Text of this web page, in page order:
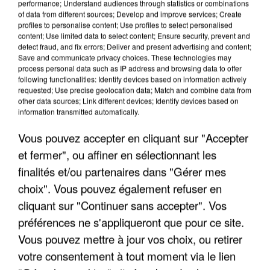
LES INTERVIEWS CHANTE
FRANCE
Voir plus
"JE SUIS À DISPOSITION DES
ENFOIRÉS"
"ON A TOUS LE TRAC"
"ON N'EST PAS DES PARENTS
performance; Understand audiences through statistics or combinations
of data from different sources; Develop and improve services; Create
profiles to personalise content; Use profiles to select personalised
content; Use limited data to select content; Ensure security, prevent and
detect fraud, and fix errors; Deliver and present advertising and content;
Save and communicate privacy choices. These technologies may
process personal data such as IP address and browsing data to offer
following functionalities: Identify devices based on information actively
requested; Use precise geolocation data; Match and combine data from
other data sources; Link different devices; Identify devices based on
information transmitted automatically.
Vous pouvez accepter en cliquant sur "Accepter
et fermer", ou affiner en sélectionnant les
finalités et/ou partenaires dans "Gérer mes
choix". Vous pouvez également refuser en
cliquant sur "Continuer sans accepter". Vos
préférences ne s'appliqueront que pour ce site.
Vous pouvez mettre à jour vos choix, ou retirer
votre consentement à tout moment via le lien